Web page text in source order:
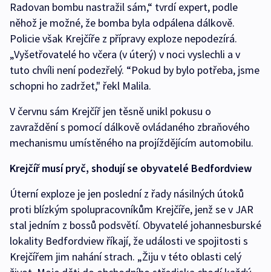
Radovan bombu nastražil sám,“ tvrdí expert, podle
něhož je možné, že bomba byla odpálena dálkově.
Policie však Krejčíře z přípravy exploze nepodezírá.
„Vyšetřovatelé ho včera (v úterý) v noci vyslechli a v
tuto chvíli není podezřelý. “Pokud by bylo potřeba, jsme
schopni ho zadržet," řekl Malila.
V červnu sám Krejčíř jen těsně unikl pokusu o
zavraždění s pomocí dálkově ovládaného zbraňového
mechanismu umístěného na projíždějícím automobilu.
Krejčíř musí pryč, shodují se obyvatelé Bedfordview
Úterní exploze je jen poslední z řady násilných útoků
proti blízkým spolupracovníkům Krejčíře, jenž se v JAR
stal jedním z bossů podsvětí. Obyvatelé johannesburské
lokality Bedfordview říkají, že události ve spojitosti s
Krejčířem jim nahání strach. „Žiju v této oblasti celý